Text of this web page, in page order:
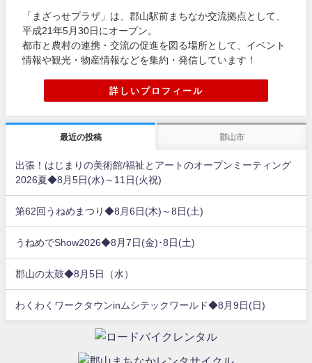
「まざっせプラザ」は、郡山駅前まちなか交流拠点として、
平成21年5月30日にオープン。
都市と農村の連携・交流の促進を図る場所として、イベント
情報や観光・物産情報などを集約・発信しています！
詳しいプロフィール
最近の投稿 郡山市
出張！はじまりの美術館/福祉とアートのオープンミーティング
2026夏◆8月5日(水)～11日(火祝)
第62回うねめまつり◆8月6日(木)～8日(土)
うねめでShow2026◆8月7日(金)･8日(土)
郡山の太鼓◆8月5日（水）
わくわくワークタウンinムシテックワールド◆8月9日(日)